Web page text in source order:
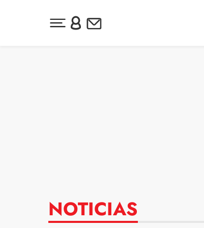
Desplegar menú principal
Inicia sesión o regístrate
Newsletter
NOTICIAS